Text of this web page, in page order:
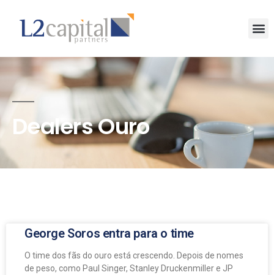
Dealers Ouro
George Soros entra para o time
O time dos fãs do ouro está crescendo. Depois de nomes
de peso, como Paul Singer, Stanley Druckenmiller e JP